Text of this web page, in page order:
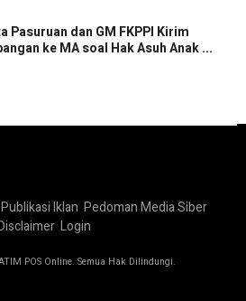
Pasuruan dan GM FKPPI Kirim
ke MA soal Hak Asuh Anak ...
Publikasi Iklan Pedoman Media Siber
Login
POS Online. Semua Hak Dilindungi.